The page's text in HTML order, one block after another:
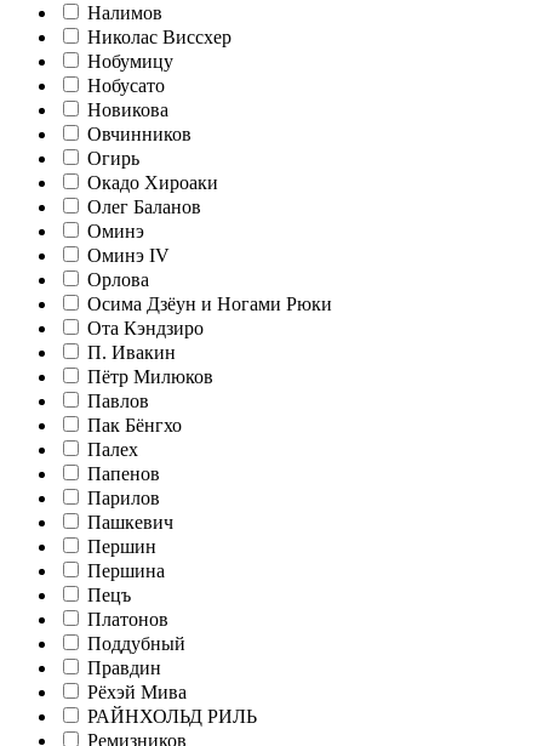
Налимов
Николас Виссхер
Нобумицу
Нобусато
Новикова
Овчинников
Огирь
Окадо Хироаки
Олег Баланов
Оминэ
Оминэ IV
Орлова
Осима Дзёун и Ногами Рюки
Ота Кэндзиро
П. Ивакин
Пётр Милюков
Павлов
Пак Бёнгхо
Палех
Папенов
Парилов
Пашкевич
Першин
Першина
Пецъ
Платонов
Поддубный
Правдин
Рёхэй Мива
РАЙНХОЛЬД РИЛЬ
Ремизников